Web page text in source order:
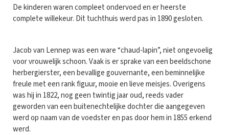
De kinderen waren compleet ondervoed en er heerste
complete willekeur. Dit tuchthuis werd pas in 1890 gesloten.
Jacob van Lennep was een ware “chaud-lapin”, niet ongevoelig
voor vrouwelijk schoon. Vaak is er sprake van een beeldschone
herbergierster, een bevallige gouvernante, een beminnelijke
freule met een rank figuur, mooie en lieve meisjes. Overigens
was hij in 1822, nog geen twintig jaar oud, reeds vader
geworden van een buitenechtelijke dochter die aangegeven
werd op naam van de voedster en pas door hem in 1855 erkend
werd.